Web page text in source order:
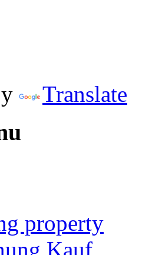
Translate
property
Kauf